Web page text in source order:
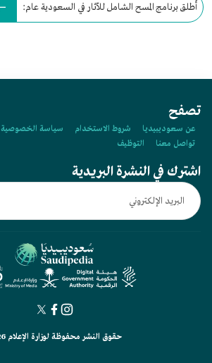
أُطلق برنامج المسح الشامل للآثار في السعودية عام:
تصفح
عن سعوديبيديا شروط الاستخدام سياسة الخصوصية
تواصل معنا
التوظيف
اشترك في النشرة البريدية
حقوق النشر محفوظة لوزارة الإعلام 2026